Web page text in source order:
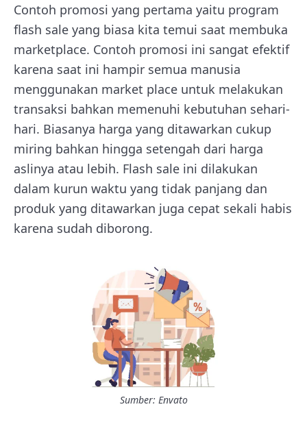
Contoh promosi yang pertama yaitu program
flash sale yang biasa kita temui saat membuka
marketplace. Contoh promosi ini sangat efektif
karena saat ini hampir semua manusia
menggunakan market place untuk melakukan
transaksi bahkan memenuhi kebutuhan sehari-
hari. Biasanya harga yang ditawarkan cukup
miring bahkan hingga setengah dari harga
aslinya atau lebih. Flash sale ini dilakukan
dalam kurun waktu yang tidak panjang dan
produk yang ditawarkan juga cepat sekali habis
karena sudah diborong.
Sumber: Envato